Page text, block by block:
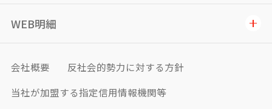
WEB明細
会社概要
反社会的勢力に対する方針
当社が加盟する指定信用情報機関等